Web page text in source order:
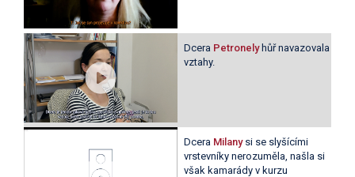
Dcera Petronely hůř navazovala
vztahy.
Dcera Milany si se slyšícími
vrstevníky nerozuměla, našla si
však kamarády v kurzu